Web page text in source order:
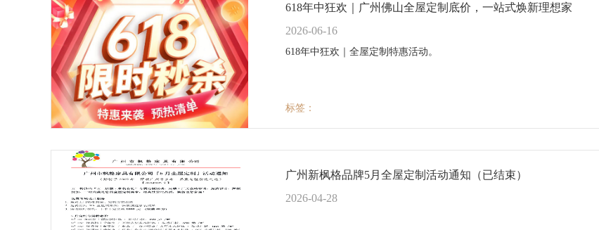
618年中狂欢｜广州佛山全屋定制底价，一站式焕新理想家
2026-06-16
618年中狂欢｜全屋定制特惠活动。
标签：
广州新枫格品牌5月全屋定制活动通知（已结束）
2026-04-28